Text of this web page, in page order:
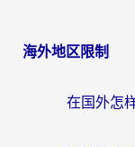
海外地区限制